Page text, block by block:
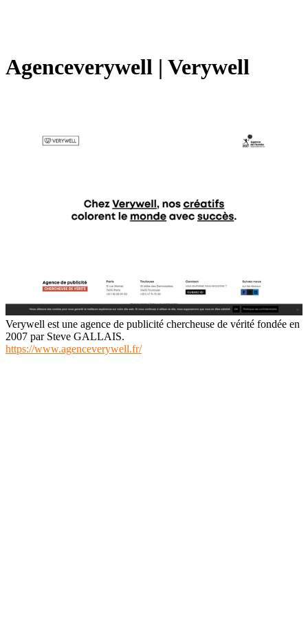
Agen­ce­verywell | Verywell
Verywell est une agence de publicité chercheuse de vérité fondée en
2007 par Steve GALLAIS.
https://www.agenceverywell.fr/